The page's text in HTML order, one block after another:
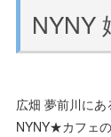
NYNY
広畑 夢前川に
NYNY★カフェ